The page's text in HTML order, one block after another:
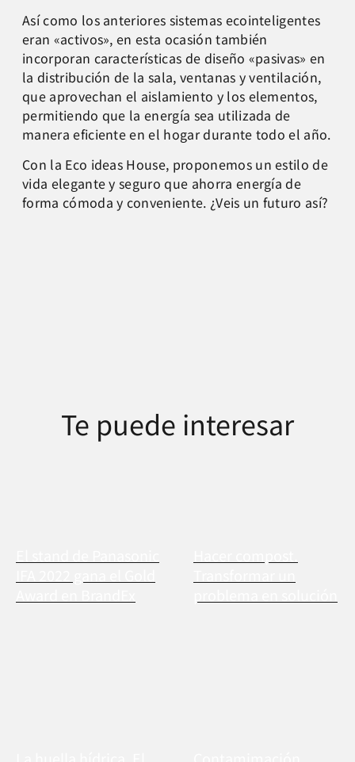
Así como los anteriores sistemas ecointeligentes
eran «activos», en esta ocasión también
incorporan características de diseño «pasivas» en
la distribución de la sala, ventanas y ventilación,
que aprovechan el aislamiento y los elementos,
permitiendo que la energía sea utilizada de
manera eficiente en el hogar durante todo el año.
Con la Eco ideas House, proponemos un estilo de
vida elegante y seguro que ahorra energía de
forma cómoda y conveniente. ¿Veis un futuro así?
Te puede interesar